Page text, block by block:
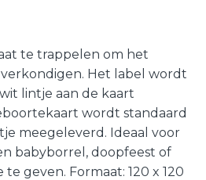
te trappelen om het
Het label wordt
lintje aan de kaart
wordt standaard
meegeleverd. Ideaal voor
babyborrel, doopfeest of
geven. Formaat: 120 x 120